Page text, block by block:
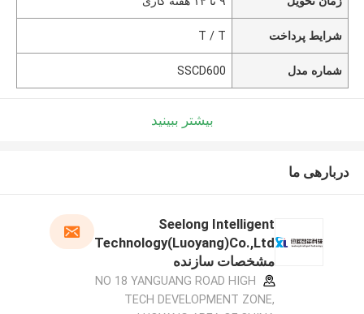
شرایط پرداخت T / T
شماره مدل SSCD600
بیشتر ببینید
دربارهی ما
Seelong Intelligent
Technology(Luoyang)Co.,Ltd
مشخصات سازنده
NO 18 YANGUANG ROAD HIGH
TECH DEVELOPMENT ZONE,